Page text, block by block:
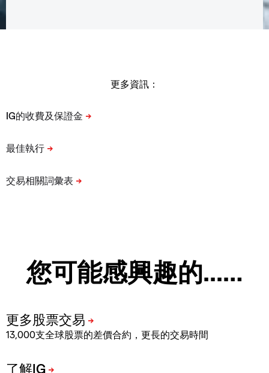
更多資訊：
您可能感興趣的...…
13,000支全球股票的差價合約，更長的交易時間